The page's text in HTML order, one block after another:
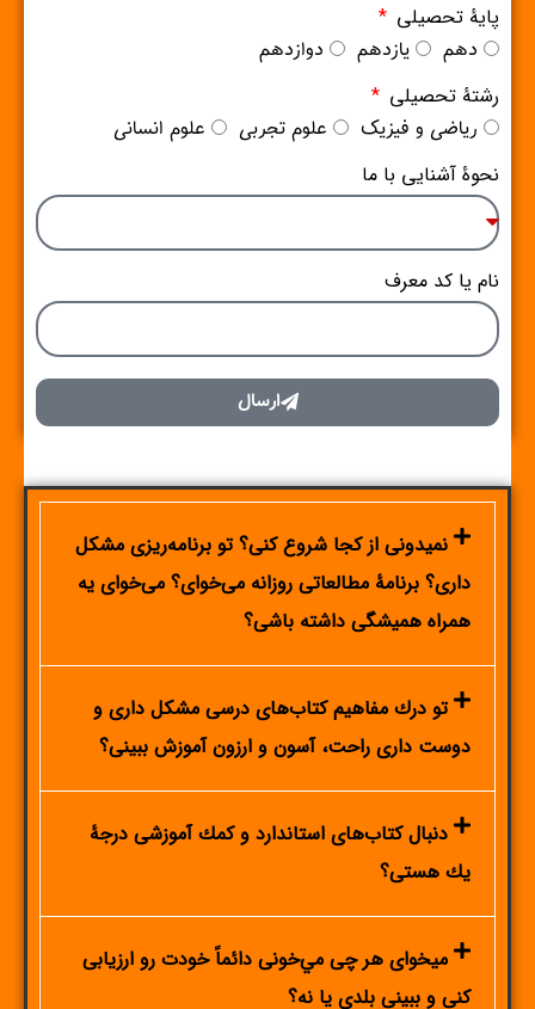
پایۀ تحصیلی
دهم
یازدهم
دوازدهم
رشتۀ تحصیلی
ریاضی و فیزیک
علوم تجربی
علوم انسانی
نحوۀ آشنایی با ما
نام یا کد معرف
ارسال
نميدونی از كجا شروع كنی؟ تو برنامه‌ريزی مشكل
داری؟ برنامۀ مطالعاتی روزانه می‌خوای؟ می‌خوای یه
همراه همیشگی داشته باشی؟
تو درك مفاهيم كتاب‌های درسی مشكل داری و
دوست داری راحت، آسون و ارزون آموزش ببينی؟
دنبال كتاب‌های استاندارد و كمك آموزشی درجۀ
يك هستی؟
ميخوای هر چی مي‌خونی دائماً خودت رو ارزيابی
كنی و ببينی بلدی يا نه؟